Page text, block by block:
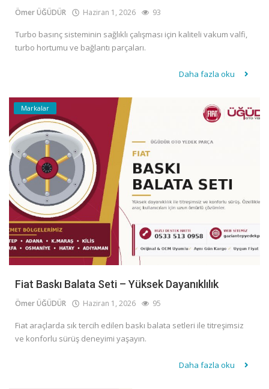
Ömer ÜĞÜDÜR Haziran 1, 2026 93
Turbo basınç sisteminin sağlıklı çalışması için kaliteli vakum valfi,
turbo hortumu ve bağlantı parçaları.
Daha fazla oku
Markalar
Fiat Baskı Balata Seti – Yüksek Dayanıklılık
Ömer ÜĞÜDÜR Haziran 1, 2026 95
Fiat araçlarda sık tercih edilen baskı balata setleri ile titreşimsiz
ve konforlu sürüş deneyimi yaşayın.
Daha fazla oku